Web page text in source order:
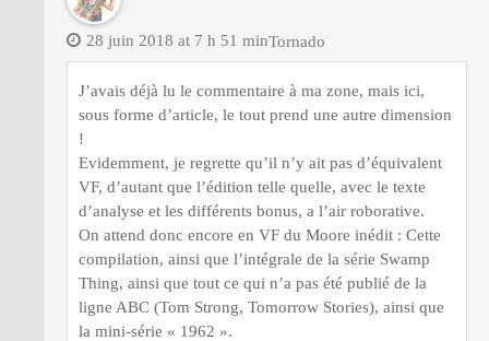
Tornado
28 juin 2018 at 7 h 51 min
J’avais déjà lu le commentaire à ma zone, mais ici,
sous forme d’article, le tout prend une autre dimension
!
Evidemment, je regrette qu’il n’y ait pas d’équivalent
VF, d’autant que l’édition telle quelle, avec le texte
d’analyse et les différents bonus, a l’air roborative.
On attend donc encore en VF du Moore inédit : Cette
compilation, ainsi que l’intégrale de la série Swamp
Thing, ainsi que tout ce qui n’a pas été publié de la
ligne ABC (Tom Strong, Tomorrow Stories), ainsi que
la mini-série « 1962 ».